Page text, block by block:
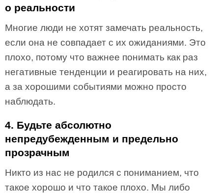
о реальности
Многие люди не хотят замечать реальность,
если она не совпадает с их ожиданиями. Это
плохо, потому что важнее понимать как раз
негативные тенденции и реагировать на них,
а за хорошими событиями можно просто
наблюдать.
4. Будьте абсолютно
непредубежденным и предельно
прозрачным
Никто из нас не родился с пониманием, что
такое хорошо и что такое плохо. Мы либо